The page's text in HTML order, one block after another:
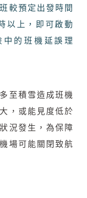
較預定出發時間
以上，即可啟動
中的班機延誤理
至積雪造成班機
，或能見度低於
況發生，為保障
場可能關閉致航